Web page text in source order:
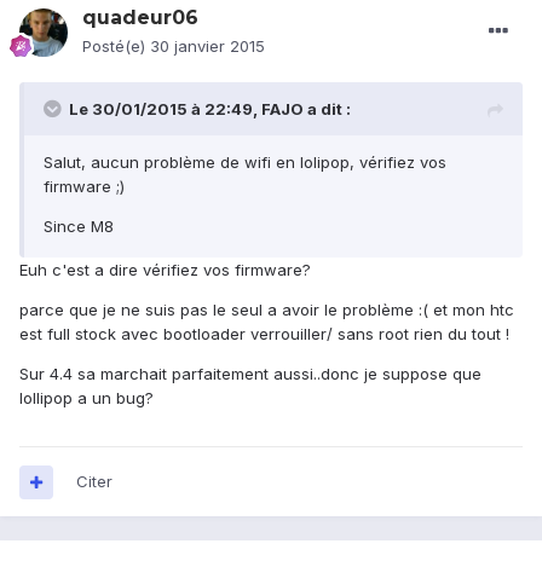
quadeur06
Posté(e) 30 janvier 2015
Le 30/01/2015 à 22:49, FAJO a dit :
Salut, aucun problème de wifi en lolipop, vérifiez vos
firmware ;)
Since M8
Euh c'est a dire vérifiez vos firmware?
parce que je ne suis pas le seul a avoir le problème :( et mon htc
est full stock avec bootloader verrouiller/ sans root rien du tout !
Sur 4.4 sa marchait parfaitement aussi..donc je suppose que
lollipop a un bug?
Citer